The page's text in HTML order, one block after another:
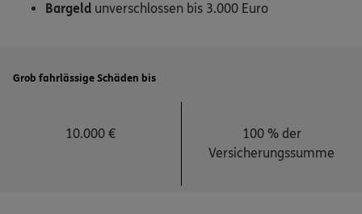
Bargeld unverschlossen bis 3.000 Euro
Grob fahrlässige Schäden bis
10.000 €
100 % der
Versicherungssumme